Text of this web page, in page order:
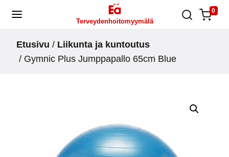
Skip
Terveydenhoitomyymälä
0
Etusivu / Liikunta ja kuntoutus
/ Gymnic Plus Jumppapallo 65cm Blue